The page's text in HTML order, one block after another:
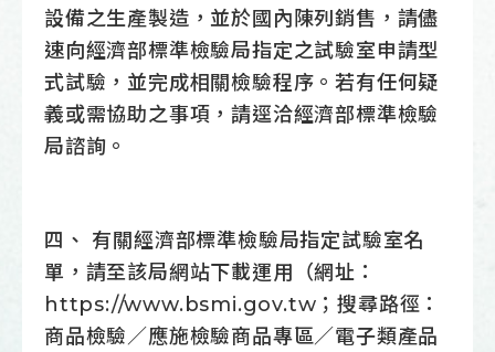
設備之生產製造，並於國內陳列銷售，請儘
速向經濟部標準檢驗局指定之試驗室申請型
式試驗，並完成相關檢驗程序。若有任何疑
義或需協助之事項，請逕洽經濟部標準檢驗
局諮詢。
四、 有關經濟部標準檢驗局指定試驗室名
單，請至該局網站下載運用（網址：
https://www.bsmi.gov.tw；搜尋路徑：
商品檢驗／應施檢驗商品專區／電子類產品